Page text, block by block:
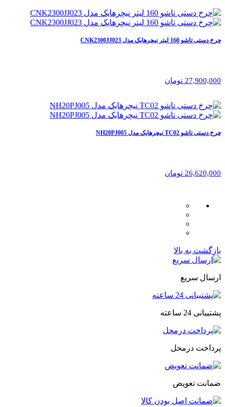
چرخ دستی تاشو 160 لیتر نیچرهایک مدل CNK2300JJ023
27,900,000 تومان
چرخ دستی تاشو TC02 نیچرهایک مدل NH20PJ005
26,620,000 تومان
بازگشت به بالا
ارسال سریع
پشتیبانی 24 ساعته
پرداخت درمحل
ضمانت تعویض